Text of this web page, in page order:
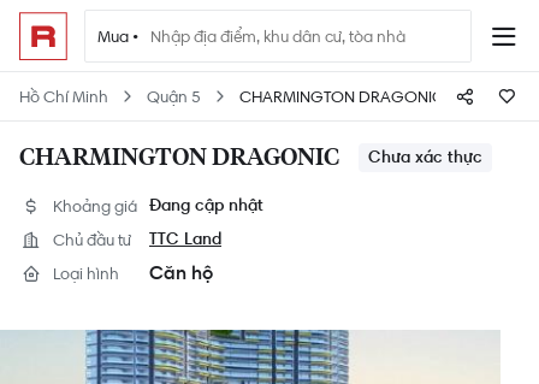
Mua •
Hồ Chí Minh Quận 5 CHARMINGTON DRAGONIC
CHARMINGTON DRAGONIC Chưa xác thực
Khoảng giá Đang cập nhật
Chủ đầu tư TTC Land
Loại hình Căn hộ